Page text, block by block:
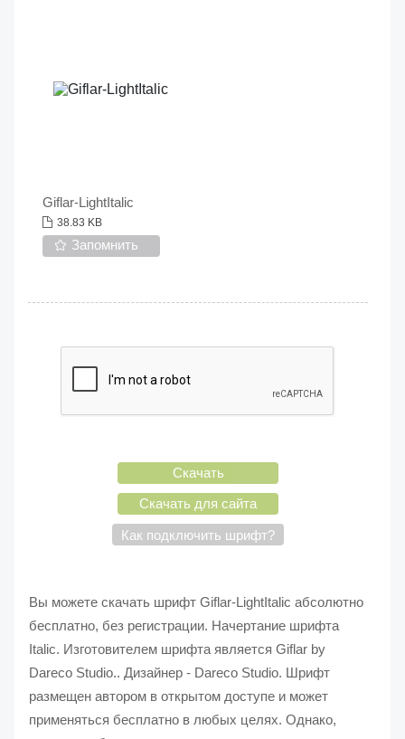
Giflar-LightItalic
38.83 KB
Запомнить
Скачать
Скачать для сайта
Как подключить шрифт?
Вы можете скачать шрифт Giflar-LightItalic абсолютно
бесплатно, без регистрации. Начертание шрифта
Italic. Изготовителем шрифта является Giflar by
Dareco Studio.. Дизайнер - Dareco Studio. Шрифт
размещен автором в открытом доступе и может
применяться бесплатно в любых целях. Однако,